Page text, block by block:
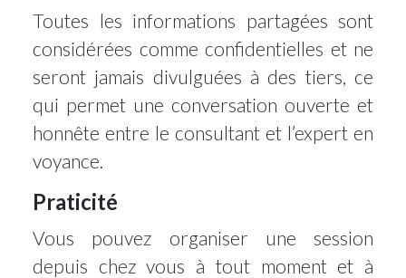
Toutes les informations partagées sont
considérées comme confidentielles et ne
seront jamais divulguées à des tiers, ce
qui permet une conversation ouverte et
honnête entre le consultant et l’expert en
voyance.
Praticité
Vous pouvez organiser une session
depuis chez vous à tout moment et à